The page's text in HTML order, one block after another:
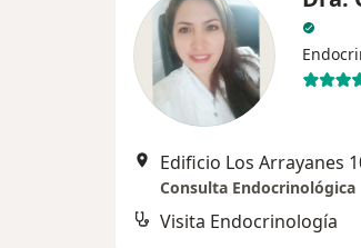
Edificio Los Arrayanes
Consulta Endocrinológica
Visita Endocrinología